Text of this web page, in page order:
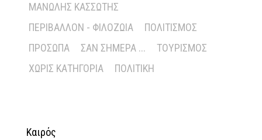
ΜΑΝΏΛΗΣ ΚΑΣΣΏΤΗΣ
ΠΕΡΙΒΆΛΛΟΝ - ΦΙΛΟΖΩΊΑ
ΠΟΛΙΤΙΣΜΌΣ
ΠΡΌΣΩΠΑ
ΣΑΝ ΣΉΜΕΡΑ ...
ΤΟΥΡΙΣΜΌΣ
ΧΩΡΊΣ ΚΑΤΗΓΟΡΊΑ
ΠΟΛΙΤΙΚΉ
Καιρός